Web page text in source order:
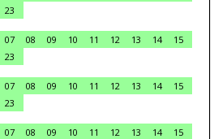
23
07 08 09 10 11 12 13 14
15
23
07 08 09 10 11 12 13 14
15
23
07 08 09 10 11 12 13 14
15